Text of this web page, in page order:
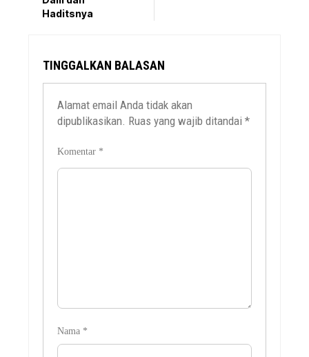
Haditsnya
TINGGALKAN BALASAN
Alamat email Anda tidak akan
dipublikasikan. Ruas yang wajib ditandai*
Komentar *
Nama *